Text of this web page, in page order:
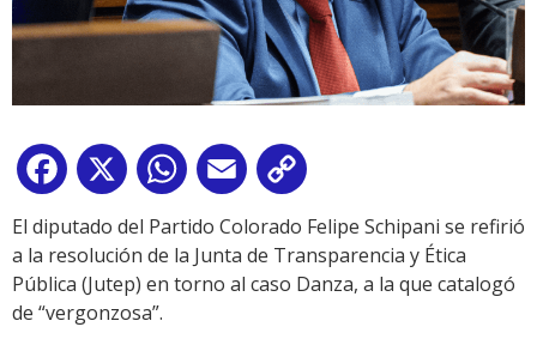
Facebook
X WhatsApp
Email
Link
El diputado del Partido Colorado Felipe Schipani se refirió
a la resolución de la Junta de Transparencia y Ética
Pública (Jutep) en torno al caso Danza, a la que catalogó
de “vergonzosa”.